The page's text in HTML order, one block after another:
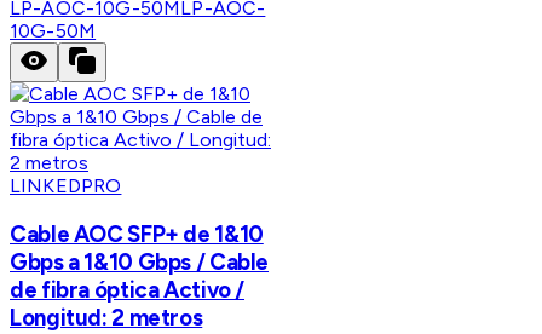
LP-AOC-10G-50MLP-AOC-
10G-50M
LINKEDPRO
Cable AOC SFP+ de 1&10
Gbps a 1&10 Gbps / Cable
de fibra óptica Activo /
Longitud: 2 metros